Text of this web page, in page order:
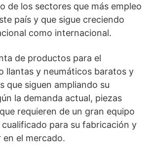
de los sectores que más empleo
país y que sigue creciendo
como internacional.
de productos para el
llantas y neumáticos baratos y
que siguen ampliando su
la demanda actual, piezas
requieren de un gran equipo
para su fabricación y
el mercado.